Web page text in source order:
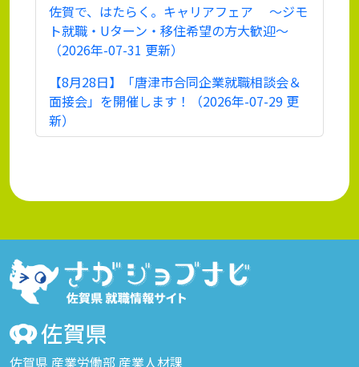
佐賀で、はたらく。キャリアフェア ～ジモ
ト就職・Uターン・移住希望の方大歓迎～
（2026年-07-31 更新）
【8月28日】「唐津市合同企業就職相談会＆
面接会」を開催します！（2026年-07-29 更
新）
佐賀県 産業労働部 産業人材課